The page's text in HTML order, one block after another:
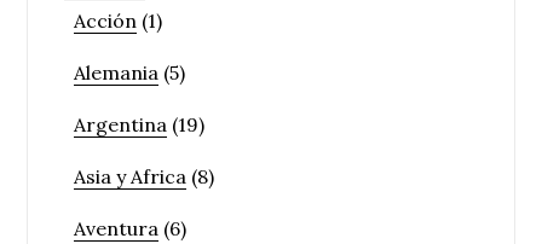
Acción (1)
Alemania (5)
Argentina (19)
Asia y Africa (8)
Aventura (6)